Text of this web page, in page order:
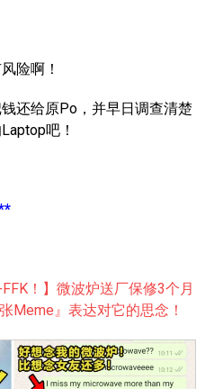
险啊！
还给原Po，并早日调查清楚
吧！
！】微波炉送厂保修3个月
Meme』表达对它的思念！